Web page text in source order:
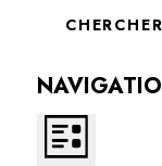
CHERCHER